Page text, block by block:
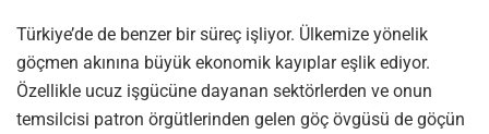
Türkiye’de de benzer bir süreç işliyor. Ülkemize yönelik
göçmen akınına büyük ekonomik kayıplar eşlik ediyor.
Özellikle ucuz işgücüne dayanan sektörlerden ve onun
temsilcisi patron örgütlerinden gelen göç övgüsü de göçün